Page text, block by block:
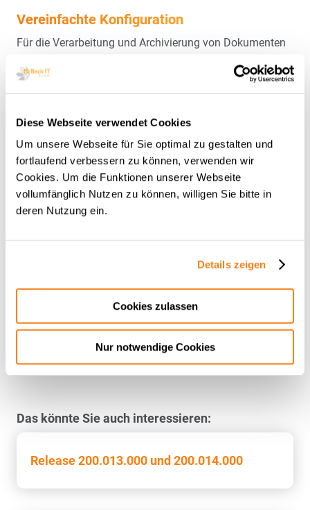
Diese Webseite verwendet Cookies
Um unsere Webseite für Sie optimal zu gestalten und
fortlaufend verbessern zu können, verwenden wir
Cookies. Um die Funktionen unserer Webseite
vollumfänglich Nutzen zu können, willigen Sie bitte in
deren Nutzung ein.
Details zeigen
Cookies zulassen
Nur notwendige Cookies
Vereinfachte Konfiguration
Für die Verarbeitung und Archivierung von Dokumenten
Einstellungen in verschiedenen Transaktionen
vorgenommen werden. Um diese Einstellungen intuitiv
teilautomatisierter Wizard erstellt, der diese komplexen
Einstellungen zusammenfasst und so die Installation
und Konfiguration von maxflow purchase order
vereinfacht und beschleunigt.
Erweiterung der
fortlaufend Optimierungen an den Prozessen und den
Protokollierungen vorgenommen. Mit diesem Release
wurde die Protokollierung von Weiterleitungen
ausgebaut und verbessert.
Das könnte Sie auch interessieren:
Release 200.013.000 und 200.014.000